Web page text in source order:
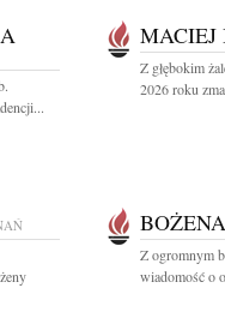
Z głębokim
2026 roku
Z ogromnym
wiadomość o